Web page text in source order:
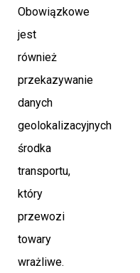
Obowiązkowe
jest
również
przekazywanie
danych
geolokalizacyjnych
środka
transportu,
który
przewozi
towary
wrażliwe.